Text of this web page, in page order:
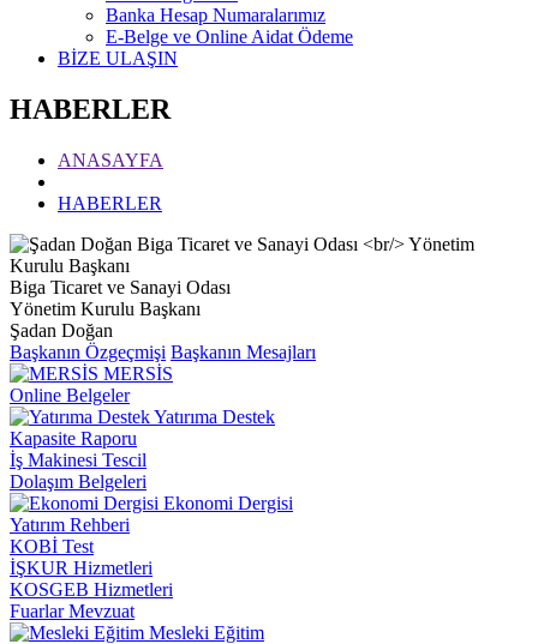
Banka Hesap Numaralarımız
E-Belge ve Online Aidat Ödeme
BİZE ULAŞIN
HABERLER
ANASAYFA
HABERLER
Biga Ticaret ve Sanayi Odası
Yönetim Kurulu Başkanı
Şadan Doğan
Başkanın Özgeçmişi Başkanın Mesajları
MERSİS
Online Belgeler
Yatırıma Destek
Kapasite Raporu
İş Makinesi Tescil
Dolaşım Belgeleri
Ekonomi Dergisi
Yatırım Rehberi
KOBİ Test
İŞKUR Hizmetleri
KOSGEB Hizmetleri
Fuarlar Mevzuat
Mesleki Eğitim